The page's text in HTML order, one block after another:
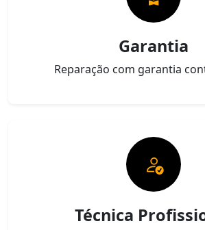
Garantia
Reparação com garantia
Técnica